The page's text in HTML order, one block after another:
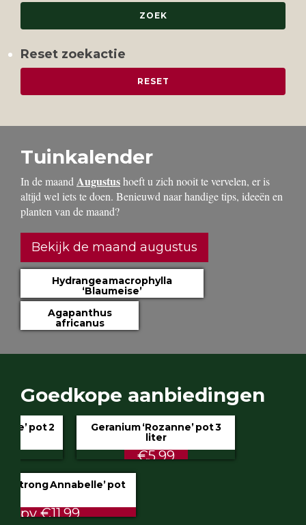
Reset zoekactie
Tuinkalender
In de maand Augustushoeft u zich nooit te vervelen, er is
altijd wel iets te doen. Benieuwd naar handige tips, ideeën en
planten van de maand?
Bekijk de maand augustus
Hydrangea macrophylla
‘Blaumeise’
Agapanthus
africanus
Goedkope aanbiedingen
Geranium ‘Rozanne’ pot 3
€5.99
Hydrangea ‘Incrediball’ of ‘Strong Annabelle’
STUNT €9.50 ipv €11.99